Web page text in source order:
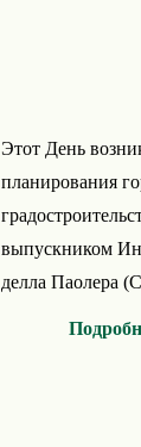
Этот День
планирования
выпускником
делла Паолера